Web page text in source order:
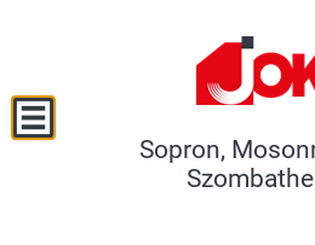
Sopron,